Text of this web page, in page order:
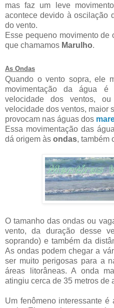
mas faz um leve
acontece devido à oscilação
do vento.
Esse pequeno movimento
que chamamos Marulho.
As Ondas
Quando o vento sopra, ele
movimentação da água é
velocidade dos ventos,
velocidade dos ventos, maior
provocam nas águas dos
Essa movimentação das
dá origem às ondas, também
O tamanho das ondas ou
vento, da duração desse
soprando) e também da
As ondas podem chegar a
ser muito perigosas para a
áreas litorâneas. A onda
atingiu cerca de 35 metros de
Um fenômeno interessante é